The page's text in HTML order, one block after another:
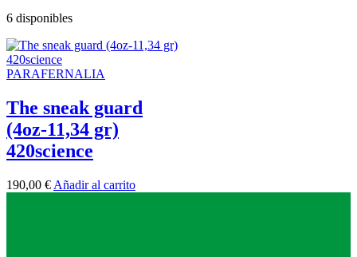
6 disponibles
PARAFERNALIA
The sneak guard
(4oz-11,34 gr)
420science
190,00 € Añadir al carrito